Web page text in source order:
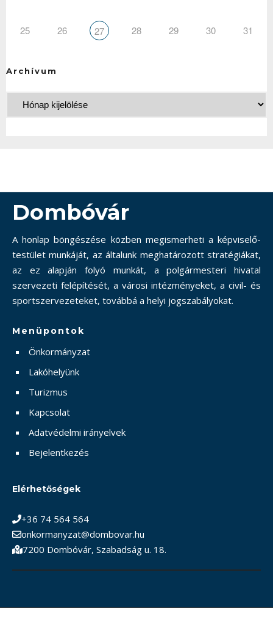
25 26 27 28 29 30 31
Archívum
Dombóvár
A honlap böngészése közben megismerheti a képviselő-
testület munkáját, az általunk meghatározott stratégiákat,
az ez alapján folyó munkát, a polgármesteri hivatal
szervezeti felépítését, a városi intézményeket, a civil- és
sportszervezeteket, továbbá a helyi jogszabályokat.
Menüpontok
Önkormányzat
Lakóhelyünk
Turizmus
Kapcsolat
Adatvédelmi irányelvek
Bejelentkezés
Elérhetőségek
+36 74 564 564
onkormanyzat@dombovar.hu
7200 Dombóvár, Szabadság u. 18.